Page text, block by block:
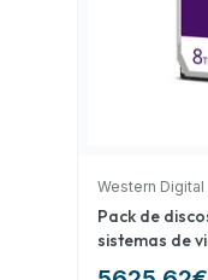
Western Digital
Pack de
sistemas de